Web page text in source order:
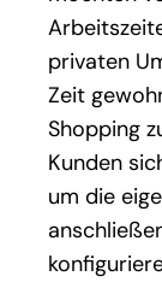
privaten
Zeit
Shopping
Kunden
um die